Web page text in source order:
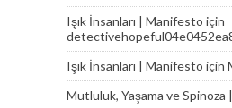
Işık İnsanları | Manifesto için
Işık İnsanları | Manifesto için
Mutluluk, Yaşama ve Spinoza